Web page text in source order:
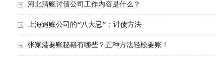
河北清账讨债公司工作内容是什么？
上海追账公司的“八大忌”：讨债方法
张家港要账秘籍有哪些？五种方法轻松要账！